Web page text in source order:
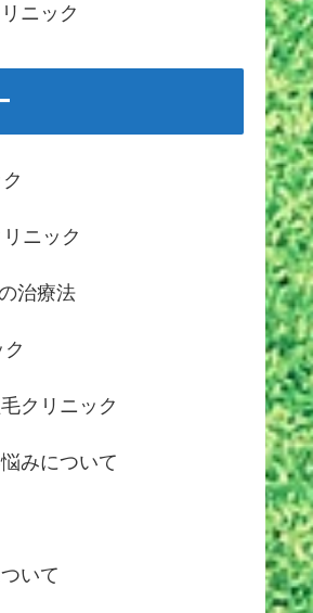
ニック
ニック
治療法
クリニック
みについて
いて